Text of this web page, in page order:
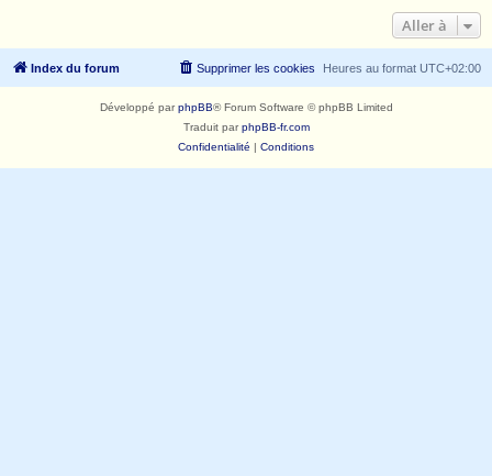
Aller à
Index du forum Heures au format UTC+02:00
Supprimer les cookies
Développé parphpBB® Forum Software © phpBB Limited
Traduit parphpBB-fr.com
Confidentialité | Conditions